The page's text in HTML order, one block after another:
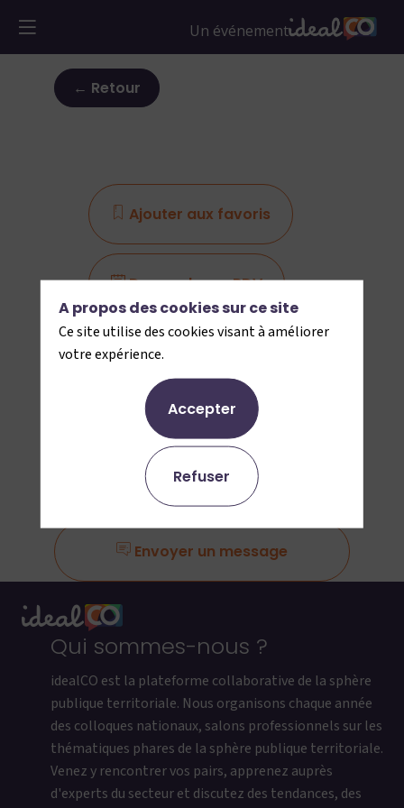
← Retour
Ajouter aux favoris
Demander un RDV
Envoyer un message
Ajouter aux favoris
Demander un RDV
Envoyer un message
Qui sommes-nous ?
idealCO est la plateforme collaborative de la sphère
publique territoriale. Nous organisons chaque année
des colloques nationaux, salons professionnels sur les
thématiques phares de la sphère publique territoriale.
Venez y rencontrer vos pairs, apprenez auprès
d'experts du secteur et discutez des tendances, des
A propos des cookies sur ce site
Ce site utilise des cookies visant à améliorer
votre expérience.
Accepter
Refuser